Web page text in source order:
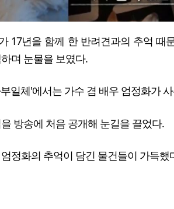
17년을 함께 한 반려견과의 추억 때
며 눈물을 보였다.
일체'에서는 가수 겸 배우 엄정화가
방송에 처음 공개해 눈길을 끌었다.
정화의 추억이 담긴 물건들이 가득했